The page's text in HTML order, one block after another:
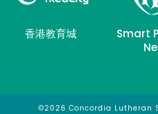
香港教育城
Smart
©2026 Concordia Lutheran